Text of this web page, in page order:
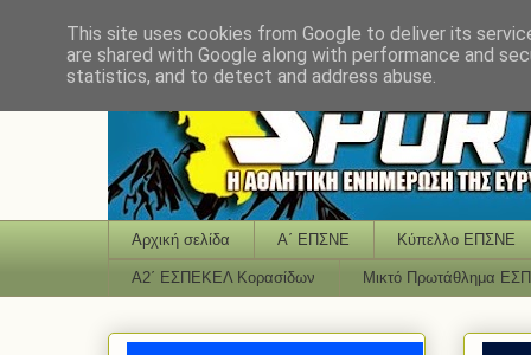
Αρχική σελίδα Α΄ ΕΠΣΝΕ Κύπελλο ΕΠΣΝΕ
Α2΄ ΕΣΠΕΚΕΛ Κορασίδων Μικτό Πρωτάθλημα
This site uses cookies from Google to deliver its
are shared with Google along with performance and
statistics, and to detect and address abuse.